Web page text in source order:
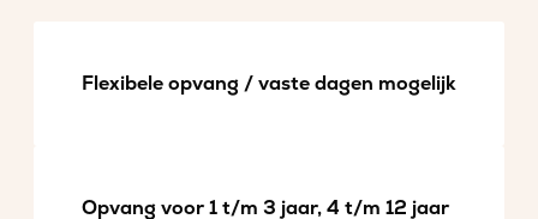
Flexibele opvang / vaste dagen mogelijk
Opvang voor 1 t/m 3 jaar, 4 t/m 12 jaar